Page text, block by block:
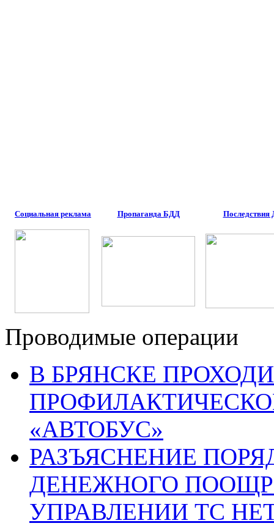
Социальная реклама Пропаганда БДД
Проводимые операции
В БРЯНСКЕ
«АВТОБУС»
РАЗЪЯСНЕНИЕ
ДЕНЕЖНОГО
УПРАВЛЕНИИ ТС